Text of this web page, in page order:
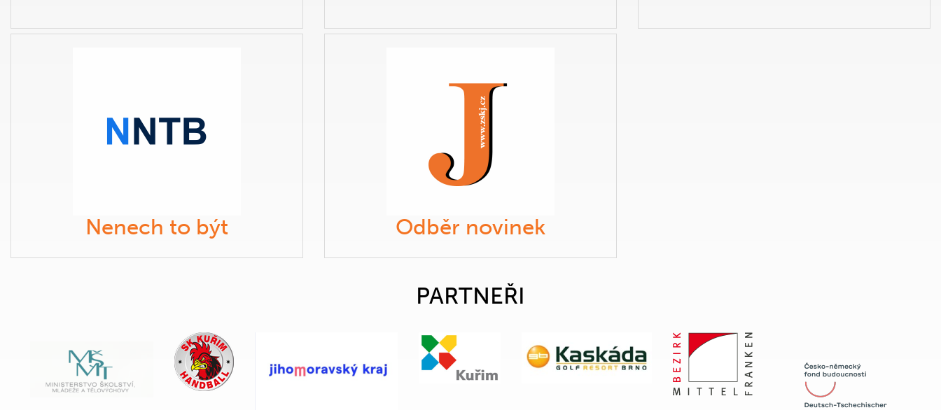
Nenech to být Odběr novinek
PARTNEŘI